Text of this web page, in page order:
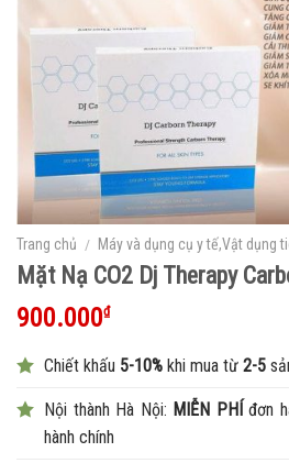
Trang chủ / Máy và dụng cụ y tế,Vật dụng
Mặt Nạ CO2 Dj Therapy
900.000₫
Chiết khấu 5-10% khi mua từ 2-5
Nội thành Hà Nội: MIỄN PHÍđơn
hành chính